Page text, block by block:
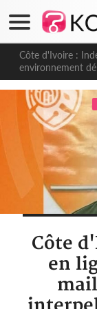
Côte d'Ivoire :
environnement
Côte
en